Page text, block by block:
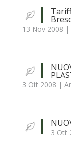
13 Nov 2008 |
3 Ott 2008 |
3 Ott